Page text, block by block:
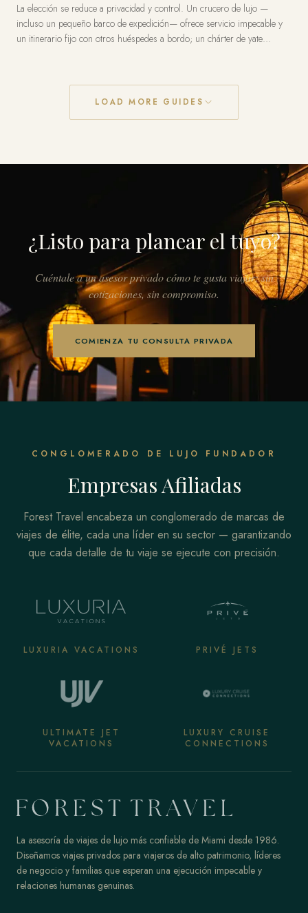
La elección se reduce a privacidad y control. Un crucero de lujo —
incluso un pequeño barco de expedición— ofrece servicio impecable y
un itinerario fijo con otros huéspedes a bordo; un chárter de yate
Galápagos); un yate privado es insuperable para una costa que quiere
por completo a su manera.LOAD MORE GUIDES
¿Listo para planear el tuyo?
Cuéntale a un asesor privado cómo te gusta viajar: sin
cotizaciones, sin compromiso.
COMIENZA TU CONSULTA PRIVADA
CONGLOMERADO DE LUJO FUNDADOR
Empresas Afiliadas
Forest Travel encabeza un conglomerado de marcas de
viajes de élite, cada una líder en su sector — garantizando
que cada detalle de tu viaje se ejecute con precisión.
LUXURIA VACATIONS PRIVÉ JETS
ULTIMATE JET
VACATIONS
LUXURY CRUISE
CONNECTIONS
La asesoría de viajes de lujo más confiable de Miami desde 1986.
Diseñamos viajes privados para viajeros de alto patrimonio, líderes
de negocio y familias que esperan una ejecución impecable y
relaciones humanas genuinas.